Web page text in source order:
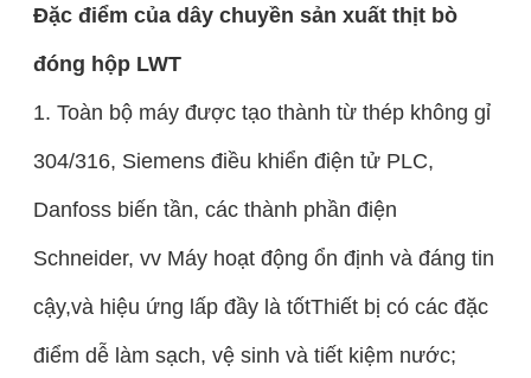
Đặc điểm của dây chuyền sản xuất thịt bò
đóng hộp LWT
1. Toàn bộ máy được tạo thành từ thép không gỉ
304/316, Siemens điều khiển điện tử PLC,
Danfoss biến tần, các thành phần điện
Schneider, vv Máy hoạt động ổn định và đáng tin
cậy,và hiệu ứng lấp đầy là tốtThiết bị có các đặc
điểm dễ làm sạch, vệ sinh và tiết kiệm nước;